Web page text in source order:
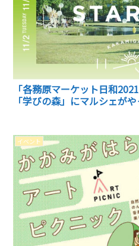
「各務原マーケット日和
「学びの森」にマルシェが
イベント